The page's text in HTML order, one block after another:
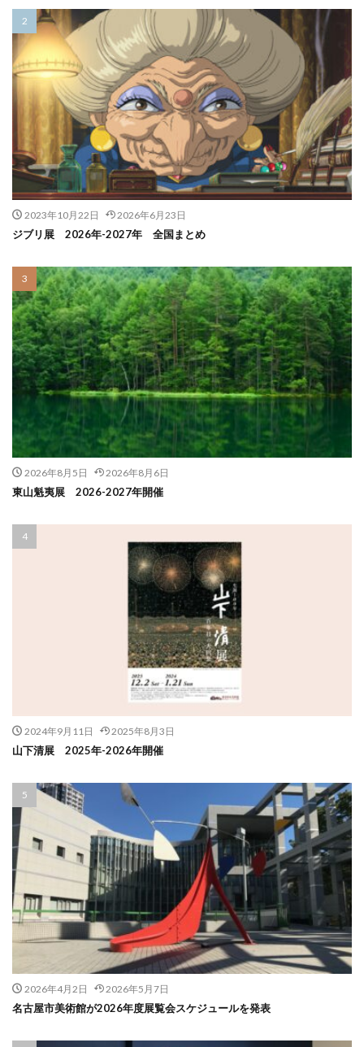
2023年10月22日 2026年6月23日
ジブリ展 2026年-2027年 全国まとめ
2026年8月5日 2026年8月6日
東山魁夷展 2026-2027年開催
2024年9月11日 2025年8月3日
山下清展 2025年-2026年開催
2026年4月2日 2026年5月7日
名古屋市美術館が2026年度展覧会スケジュールを発表